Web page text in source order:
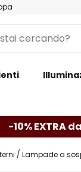
-10% EXTRA
Lampade a